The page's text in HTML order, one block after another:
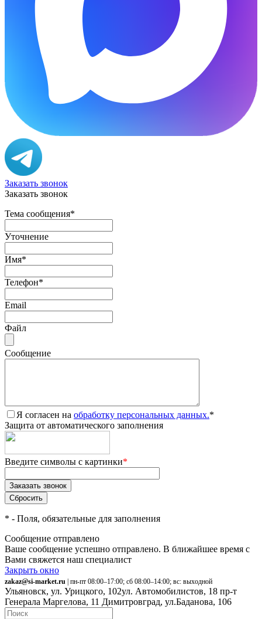
Заказать звонок
Заказать звонок
Тема сообщения*
Уточнение
Имя*
Телефон*
Email
Файл
Сообщение
Я согласен на обработку персональных данных.*
Защита от автоматического заполнения
Введите символы с картинки*
* - Поля, обязательные для заполнения
Сообщение отправлено
Ваше сообщение успешно отправлено. В ближайшее время с
Вами свяжется наш специалист
Закрыть окно
zakaz@si-market.ru | пн-пт 08:00–17:00; сб 08:00–14:00; вс: выходной
Ульяновск, ул. Урицкого, 102ул. Автомобилистов, 18 пр-т
Генерала Маргелова, 11 Димитровград, ул.Баданова, 106